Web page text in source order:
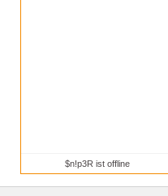
$n!p3R ist offline